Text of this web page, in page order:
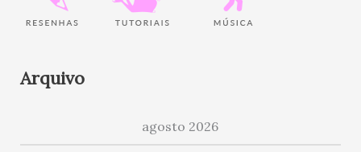
Arquivo
agosto 2026